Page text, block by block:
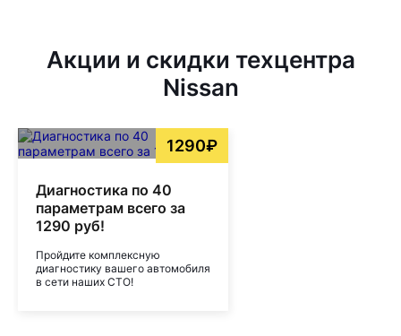
Акции и скидки техцентра
Nissan
1290₽
Диагностика по 40
параметрам всего за
1290 руб!
Пройдите комплексную
диагностику вашего автомобиля
в сети наших СТО!